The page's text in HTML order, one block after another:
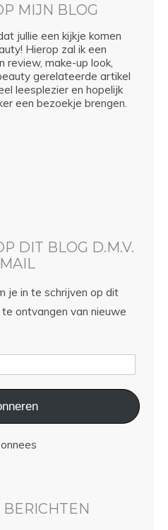
MIJN BLOG
jullie een kijkje komen
Hierop zal ik een
review, make-up look,
gerelateerde artikel
leesplezier en hopelijk
een bezoekje brengen.
DIT BLOG D.M.V.
je in te schrijven op dit
ontvangen van nieuwe
BERICHTEN